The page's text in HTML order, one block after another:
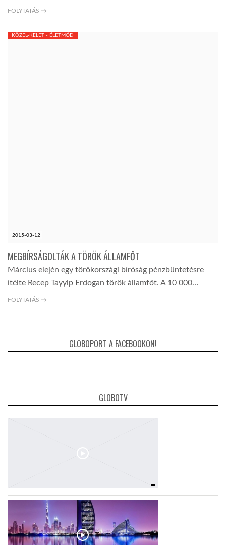
GLOBOTV BP
GLOBOZSARU
DOBRAVERO.HU
LATIMO.HU
FOLYTATÁS →
2015-03-12
KÖZEL-KELET - ÉLETMÓD
MEGBÍRSÁGOLTÁK A TÖRÖK ÁLLAMFŐT
Március elején egy törökországi bíróság pénzbüntetésre
ítélte Recep Tayyip Erdogan török államfőt. A 10 000…
FOLYTATÁS →
GLOBOPORT A FACEBOOKON!
GLOBOTV